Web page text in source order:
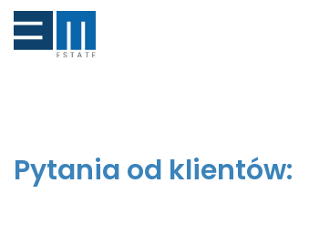
Pytania od klientów: